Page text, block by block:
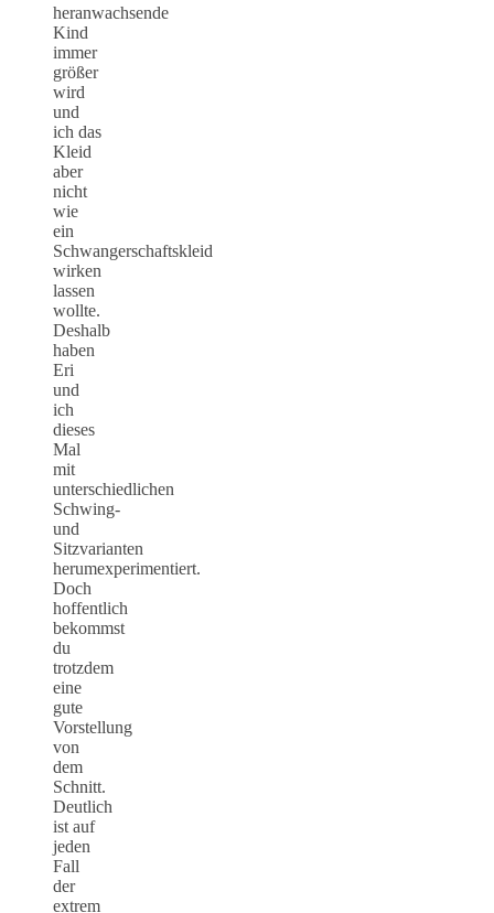
heranwachsende
Kind
immer
größer
wird
und
ich das
Kleid
aber
nicht
wie
ein
Schwangerschaftskleid
wirken
lassen
wollte.
Deshalb
haben
Eri
und
ich
dieses
Mal
mit
unterschiedlichen
Schwing-
und
Sitzvarianten
herumexperimentiert.
Doch
hoffentlich
bekommst
du
trotzdem
eine
gute
Vorstellung
von
dem
Schnitt.
Deutlich
ist auf
jeden
Fall
der
extrem